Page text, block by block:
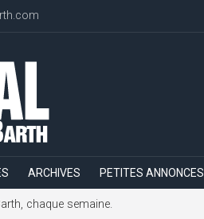
ARCHIVES PETITES ANNONCES
chaque semaine.